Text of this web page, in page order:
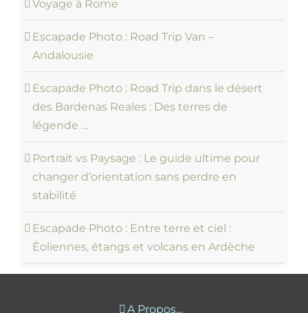
Voyage à Rome
Escapade Photo : Road Trip Van –
Andalousie
Escapade Photo : Road Trip dans le désert
des Bardenas Reales : Des terres de
légende …
Portrait vs Paysage : Le guide ultime pour
changer d’orientation sans perdre en
stabilité
Escapade Photo : Entre terre et ciel :
Éoliennes, étangs et volcans en Ardèche
A Propos…